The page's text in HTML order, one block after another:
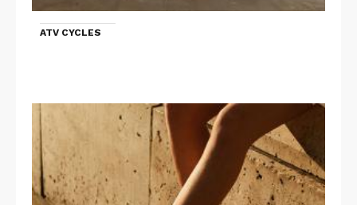
ATV CYCLES